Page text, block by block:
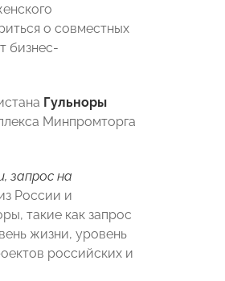
о совместных
бизнес-
Гульноры
Минпромторга
запрос на
России и
такие как запрос
жизни, уровень
российских и